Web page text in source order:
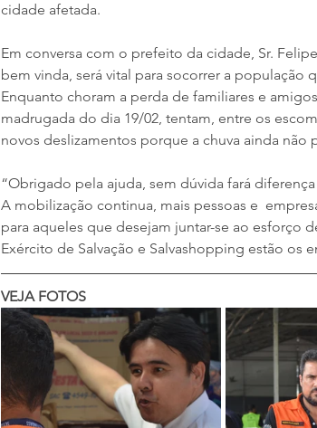
cidade afetada.
Em conversa com o prefeito da cidade, Sr.
bem vinda, será vital para socorrer a população
Enquanto choram a perda de familiares e
madrugada do dia 19/02, tentam, entre os
novos deslizamentos porque a chuva ainda não
“Obrigado pela ajuda, sem dúvida fará
A mobilização continua, mais pessoas e
para aqueles que desejam juntar-se ao esforço
Exército de Salvação e Salvashopping estão os
VEJA FOTOS